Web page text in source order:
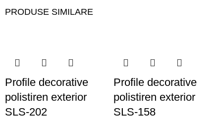
PRODUSE SIMILARE
Profile decorative
polistiren exterior
SLS-202
Profile decorative
polistiren exterior
SLS-158